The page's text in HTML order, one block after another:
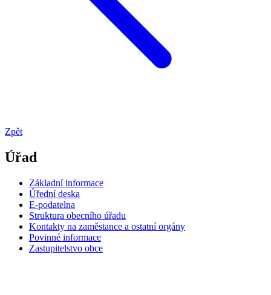
Zpět
Úřad
Základní informace
Úřední deska
E-podatelna
Struktura obecního úřadu
Kontakty na zaměstance a ostatní orgány
Povinné informace
Zastupitelstvo obce